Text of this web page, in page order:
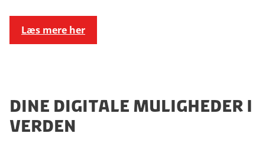
Læs mere her
DINE DIGITALE MULIGHEDER I
VERDEN